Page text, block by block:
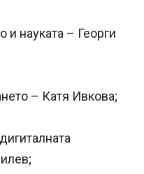
и науката – Георги
– Катя Ивкова;